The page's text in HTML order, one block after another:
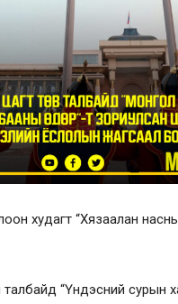
худагт “Хязаалан
“Үндэсний сурын